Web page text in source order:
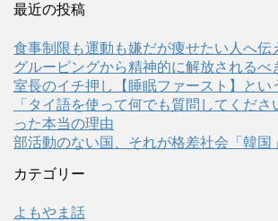
最近の投稿
食事制限も運動も嫌だが痩せたい人へ伝
グルーピングから精神的に解放されるべ
室長のイチ押し【睡眠ファースト】とい
「タイ語を使って何でも質問してくださ
った本当の理由
部活動のない国、それが格差社会「韓国
カテゴリー
よもやま話